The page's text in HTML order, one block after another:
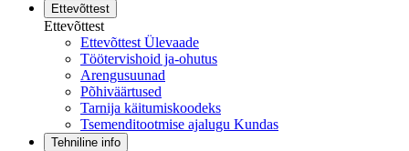
Ettevõttest
Ettevõttest
Ettevõttest Ülevaade
Töötervishoid ja-ohutus
Arengusuunad
Põhiväärtused
Tarnija käitumiskoodeks
Tsemenditootmise ajalugu Kundas
Tehniline info